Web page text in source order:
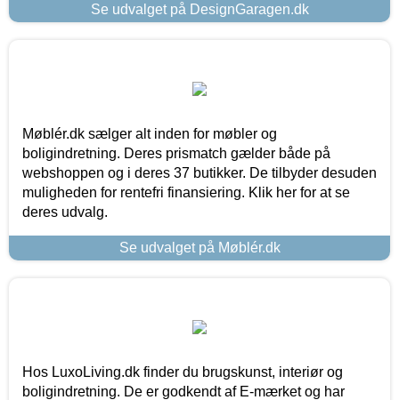
Se udvalget på DesignGaragen.dk
Møblér.dk sælger alt inden for møbler og
boligindretning. Deres prismatch gælder både på
webshoppen og i deres 37 butikker. De tilbyder desuden
muligheden for rentefri finansiering. Klik her for at se
deres udvalg.
Se udvalget på Møblér.dk
Hos LuxoLiving.dk finder du brugskunst, interiør og
boligindretning. De er godkendt af E-mærket og har